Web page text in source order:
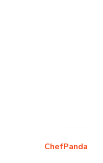
ChefPanda